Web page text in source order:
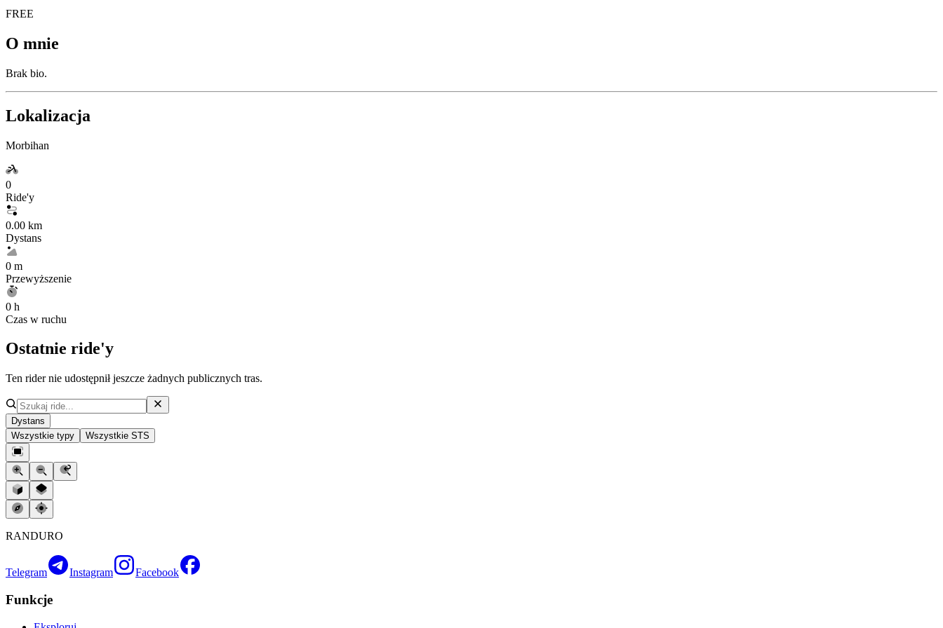
FREE
O mnie
Brak bio.
Lokalizacja
Morbihan
0
Ride'y
0.00 km
Dystans
0 m
Przewyższenie
0 h
Czas w ruchu
Ostatnie ride'y
Ten rider nie udostępnił jeszcze żadnych publicznych tras.
Dystans
Wszystkie typy
Wszystkie STS
RANDURO
Telegram Instagram Facebook
Funkcje